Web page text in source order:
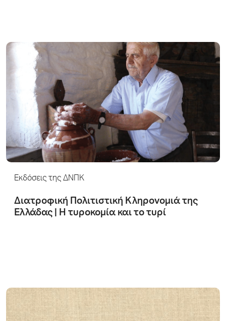
Εκδόσεις της ΔΝΠΚ
Διατροφική Πολιτιστική Κληρονομιά της
Ελλάδας | Η τυροκομία και το τυρί